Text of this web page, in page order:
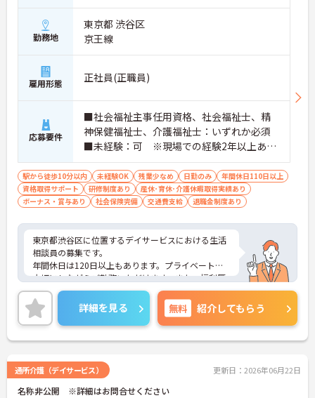
勤務地
東京都 渋谷区
京王線
雇用形態 正社員(正職員)
応募要件
■社会福祉主事任用資格、社会福祉士、精
神保健福祉士、介護福祉士：いずれか必須
■未経験：可 ※現場での経験2年以上あれ
ば尚可 ※PCスキル：必須
駅から徒歩10分以内 未経験OK 残業少なめ 日勤のみ
年間休日110日以上
資格取得サポート
研修制度あり
産休･育休･介護休暇取得実績あり
ボーナス・賞与あり
社会保険完備 交通費支給 退職金制度あり
東京都渋谷区に位置するデイサービスにおける生活
相談員の募集です。
年間休日は120日以上もあります。プライベートを
大切にしながらご勤務いただけます。また、福利厚
生が充実しています。働きやすい環境が整ってお
り、安心して長くご勤務いただけます。給与は月給
が31.9万円～と高水準です。
ご興味のある方には、面接対策ポイントなど、さら
に詳細をご案内しますのでお気軽にご相談くださ
詳細を見る 無料 紹介してもらう
通所介護（デイサービス） 更新日：2026年06月22日
名称非公開 ※詳細はお問合せください